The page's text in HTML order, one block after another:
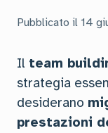
Pubblicato il 14
Il team
strategia
desiderano
prestazioni